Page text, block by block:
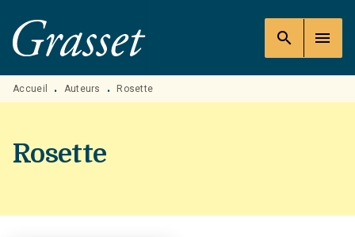
MENU RECHERCHE
PIED DE PAGE
search menu
Accueil • Auteurs • Rosette
Rosette